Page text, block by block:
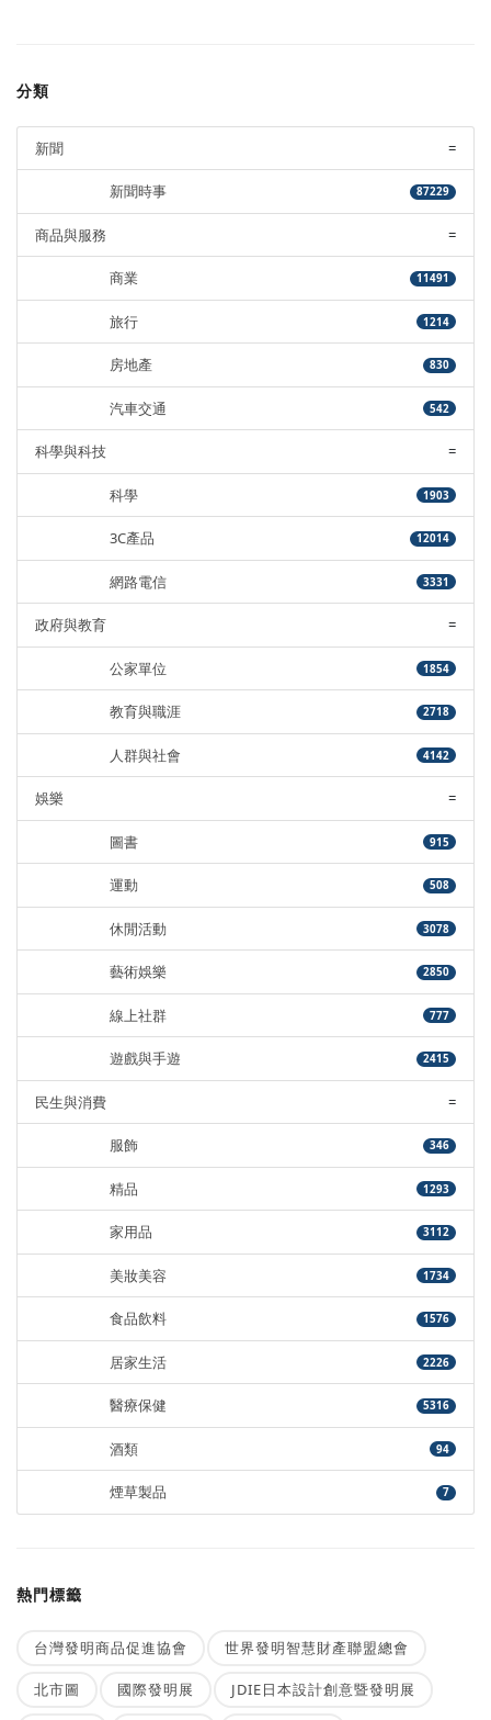
分類
新聞 =
新聞時事 87229
商品與服務 =
商業 11491
旅行 1214
房地產 830
汽車交通 542
科學與科技 =
科學 1903
3C產品 12014
網路電信 3331
政府與教育 =
公家單位 1854
教育與職涯 2718
人群與社會 4142
娛樂 =
圖書 915
運動 508
休閒活動 3078
藝術娛樂 2850
線上社群 777
遊戲與手遊 2415
民生與消費 =
服飾 346
精品 1293
家用品 3112
美妝美容 1734
食品飲料 1576
居家生活 2226
醫療保健 5316
酒類 94
煙草製品 7
熱門標籤
台灣發明商品促進協會 世界發明智慧財產聯盟總會
北市圖 國際發明展 JDIE日本設計創意暨發明展